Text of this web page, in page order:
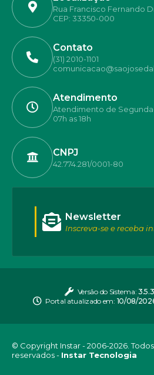
Rua Francisco Fernando
CEP: 33350-000
Contato
(31) 2010-1101
Atendimento
Atendimento de
07h as 18h
CNPJ
42.774.281/0001-80
Newsletter
Inscreva-se e receba
Versão do Sistema:
Portal atualizado em: 10/08/
© Copyright Instar - 2006-2026.
reservados - Instar Tecnologia